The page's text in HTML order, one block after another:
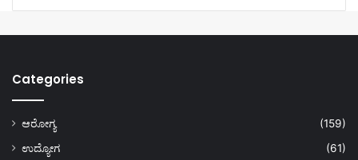
Categories
ಆರೋಗ್ಯ
(159)
ಉದ್ಯೋಗ
(61)